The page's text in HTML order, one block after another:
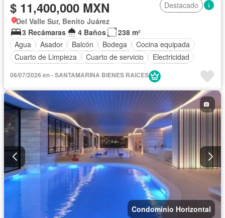
$ 11,400,000 MXN
Destacado
Del Valle Sur, Benito Juárez
3 Recámaras
4 Baños
238 m²
Agua
Asador Balcón Bodega
Cocina equipada
Cuarto de Limpieza
Cuarto de servicio
Electricidad
Seguridad
06/07/2026 en - SANTAMARINA BIENES RAICES
Condominio Horizontal